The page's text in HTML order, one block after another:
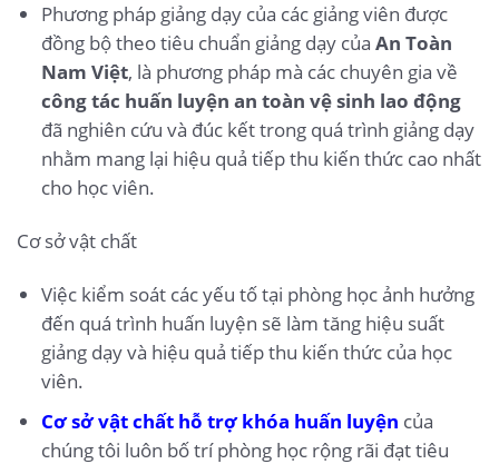
Phương pháp giảng dạy của các giảng viên được
đồng bộ theo tiêu chuẩn giảng dạy của An Toàn
Nam Việt, là phương pháp mà các chuyên gia về
công tác huấn luyện an toàn vệ sinh lao động
đã nghiên cứu và đúc kết trong quá trình giảng dạy
nhằm mang lại hiệu quả tiếp thu kiến thức cao nhất
cho học viên.
Cơ sở vật chất
Việc kiểm soát các yếu tố tại phòng học ảnh hưởng
đến quá trình huấn luyện sẽ làm tăng hiệu suất
giảng dạy và hiệu quả tiếp thu kiến thức của học
viên.
Cơ sở vật chất hỗ trợ khóa huấn luyện của
chúng tôi luôn bố trí phòng học rộng rãi đạt tiêu